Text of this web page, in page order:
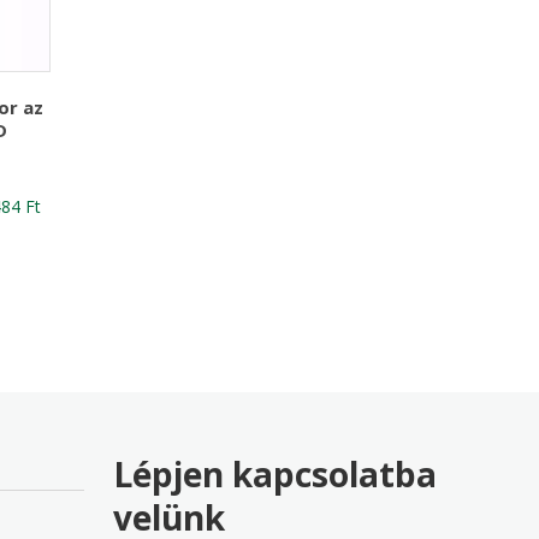
az
FtCurrent
Lépjen kapcsolatba
velünk